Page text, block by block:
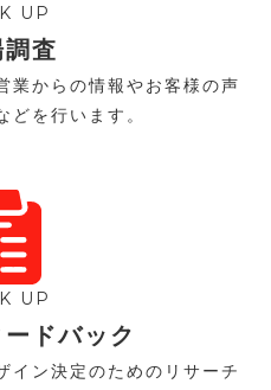
UP
査
業からの情報やお客様の声
どを行います。
UP
ドバック
イン決定のためのリサーチ